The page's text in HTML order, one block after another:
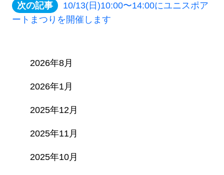
10/13(日)10:00〜14:00にユニスポア
ートまつりを開催します
2026年8月
2026年1月
2025年12月
2025年11月
2025年10月